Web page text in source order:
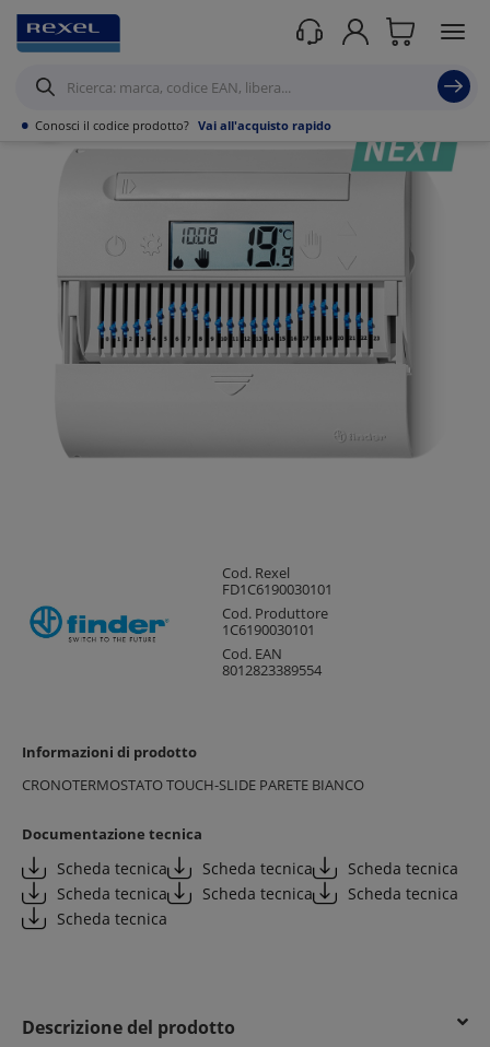
• Conosci il codice prodotto? Vai all'acquisto rapido
Prodotti /Civile residenziale Termoregolazione e Gestione Energia/
Cronotermostati/
Cod. Rexel
FD1C6190030101
Cod. Produttore
1C6190030101
Cod. EAN
8012823389554
Informazioni di prodotto
CRONOTERMOSTATO TOUCH-SLIDE PARETE BIANCO
Documentazione tecnica
Scheda tecnica Scheda tecnica
Scheda tecnica
Scheda tecnica
Scheda tecnica
Scheda tecnica
Scheda tecnica
Descrizione del prodotto